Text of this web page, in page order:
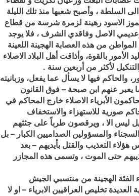
4 ساعات Ago
الاقتصاد السياسي
لأزمة الكهرباء في العراق
6 ساعات Ago
السلطة ، وأصبح شعبها منذ تلك الليلة
الاسود رهينة لزمرة شرسة من قطاع
الاصل وفاقدي الشرف ، فلا يوجد
من هذه العصابة الهجينة اللعينة
بالقوة، وأذاقت أهل البلاد الاصلاء
لأكثر من أربعين سنة .
فيها لا يسأل عما يفعل، وزبانيته
عنهم ابن صبحة – فوق القانون
الأبرياء الاصلاء خارج المحاكم في
صورية للاستهزاء والاستخفاف
الا ، ويرقصون طرباً على جثثهم
والمسؤولين الصداميين الكبار – بل
التعذيب والقتل بأيديهم – بعد
حتى الموت ، وتسمى هذه المجازر
الهجينة من منتسبي الجيش
تخليص العراقيين الابرياء – او لا